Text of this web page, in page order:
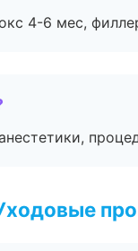
4-6 мес,